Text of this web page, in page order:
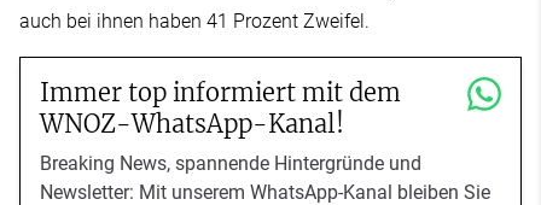
auch bei ihnen haben 41 Prozent Zweifel.
Immer top informiert mit dem
WNOZ-WhatsApp-Kanal!
Breaking News, spannende Hintergründe und
Newsletter: Mit unserem WhatsApp-Kanal bleiben Sie